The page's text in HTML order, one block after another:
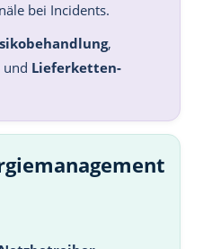
bei Incidents.
,
und Lieferketten-